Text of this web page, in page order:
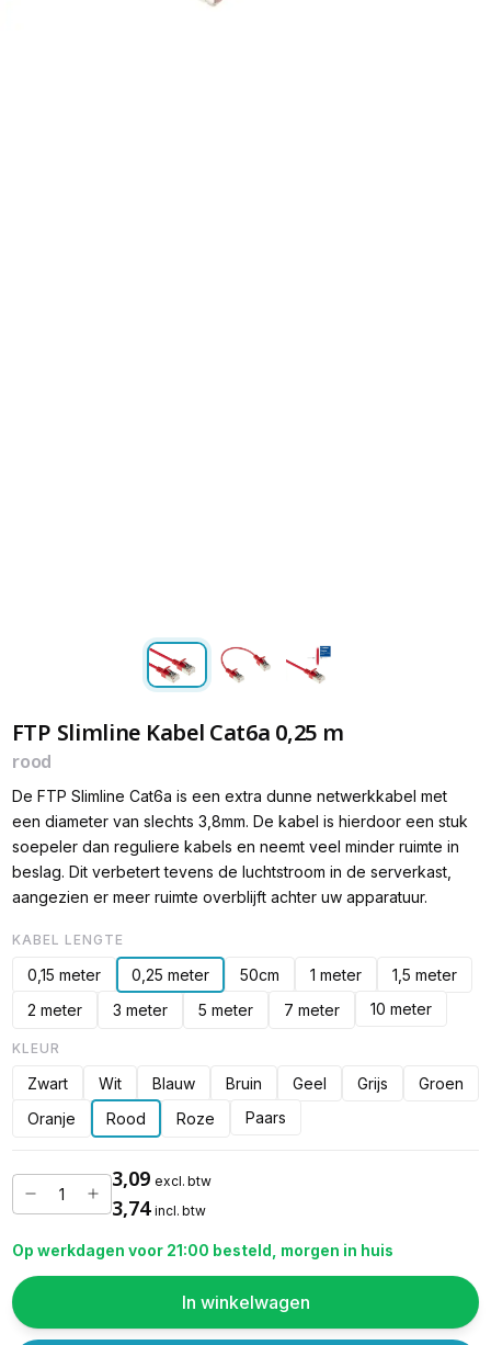
FTP Slimline Kabel Cat6a 0,25 m
rood
De FTP Slimline Cat6a is een extra dunne netwerkkabel met
een diameter van slechts 3,8mm. De kabel is hierdoor een stuk
soepeler dan reguliere kabels en neemt veel minder ruimte in
beslag. Dit verbetert tevens de luchtstroom in de serverkast,
aangezien er meer ruimte overblijft achter uw apparatuur.
KABEL LENGTE
0,15 meter 0,25 meter 50cm 1 meter
1,5 meter
2 meter
3 meter 5 meter 7 meter 10 meter
KLEUR
Zwart Wit Blauw Bruin Geel Grijs
Groen
Oranje
Rood Roze Paars
3,09 excl. btw
3,74 incl. btw
Op werkdagen voor 21:00 besteld, morgen in huis
In winkelwagen